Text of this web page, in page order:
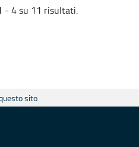
- 4 su 11 risultati.
sito